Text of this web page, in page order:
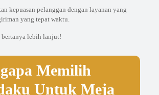
kepuasan pelanggan dengan layanan yang
yang tepat waktu.
bertanya lebih lanjut!
Memilih
Untuk Meja